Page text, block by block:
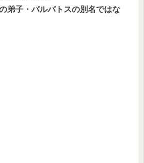
弟子・バルバトスの別名ではな